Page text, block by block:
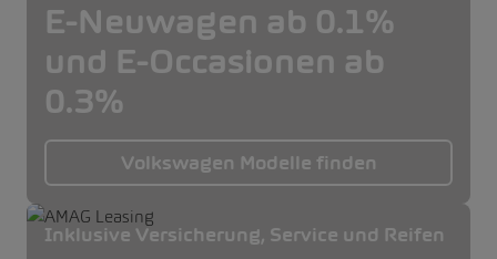
E-Neuwagen ab 0.1%
und E-Occasionen ab
0.3%
Volkswagen Modelle finden
Inklusive Versicherung, Service und Reifen